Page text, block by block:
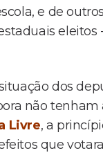
e de
dos
não
Livre, a
que